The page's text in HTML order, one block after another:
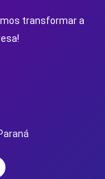
transformar a